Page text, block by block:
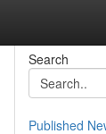
Search
Published